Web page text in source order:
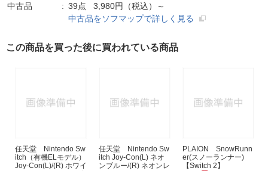
中古品
39点 3,980円（税込）～
中古品をソフマップで詳しく見る
この商品を買った後に買われている商品
任天堂 Nintendo Sw
itch（有機ELモデル）
Joy-Con(L)/(R) ホワイ
任天堂 Nintendo Sw
itch Joy-Con(L) ネオ
ンブルー/(R) ネオンレ
PLAION SnowRunn
er(スノーランナー)
【Switch 2】